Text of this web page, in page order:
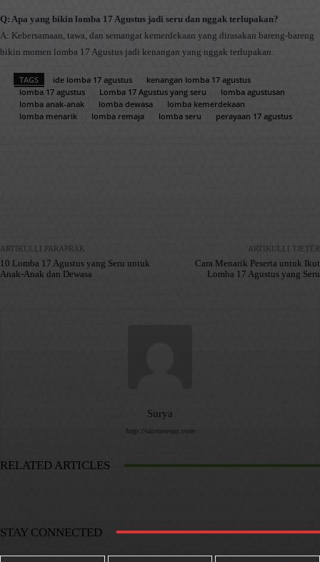
Q: Apa yang bikin lomba 17 Agustus jadi seru dan nggak terlupakan?
A: Kebersamaan, tawa, dan semangat kemerdekaan yang dirasakan bareng-bareng
bikin momen lomba 17 Agustus jadi kenangan yang nggak terlupakan.
TAGS ide lomba 17 agustus
kenangan lomba 17 agustus
lomba 17 agustus
Lomba 17 Agustus yang seru
lomba agustusan
lomba anak-anak
lomba dewasa
lomba kemerdekaan
lomba menarik
lomba remaja lomba seru perayaan 17 agustus
ARTIKULLI PARAPRAK
10 Lomba 17 Agustus yang Seru untuk
Anak-Anak dan Dewasa
ARTIKULLI TJETËR
Cara Menarik Peserta untuk Ikut
Lomba 17 Agustus yang Seru
Surya
http://siaranesia.com
RELATED ARTICLES
STAY CONNECTED